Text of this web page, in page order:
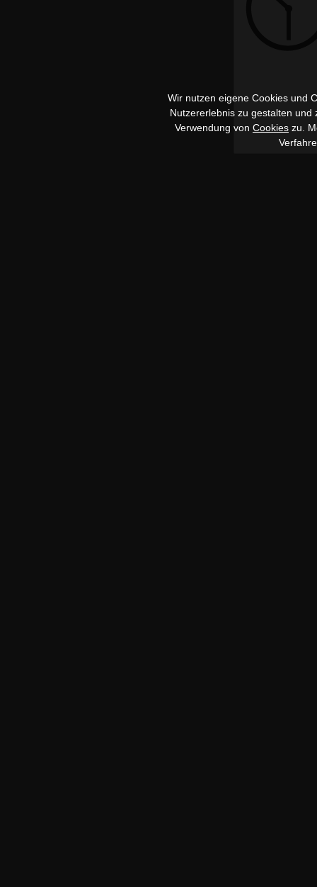
Wir nutzen eigene Cookies und
Nutzererlebnis zu gestalten
Verwendung von Cookies zu.